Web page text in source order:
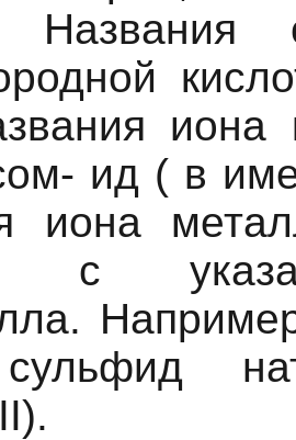
Названия
иона
ид ( в
иона
с